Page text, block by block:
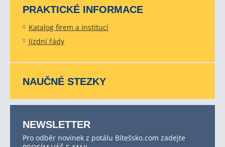
PRAKTICKÉ INFORMACE
Katalog firem a institucí
Jízdní řády
NAUČNÉ STEZKY
NEWSLETTER
Pro odběr novinek z potálu Bítešsko.com zadejte